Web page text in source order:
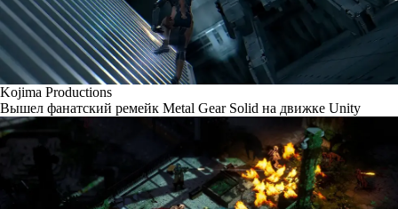
Kojima Productions
Вышел фанатский ремейк Metal Gear Solid на движке Unity